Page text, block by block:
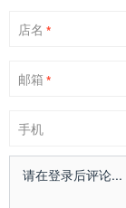
店名 *
邮箱 *
手机